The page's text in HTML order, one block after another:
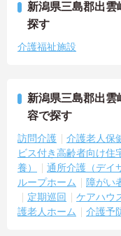
新潟県三島郡出
探す
介護福祉施設
新潟県三島郡出雲
容で探す
訪問介護 介護老人保
ビス付き高齢者向け住
養）
通所介護（デイ
ループホーム
障がい
定期巡回
ケアハウ
護老人ホーム
介護予